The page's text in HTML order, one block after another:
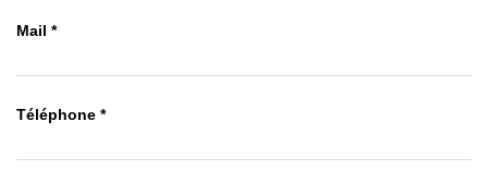
Mail *
Téléphone *